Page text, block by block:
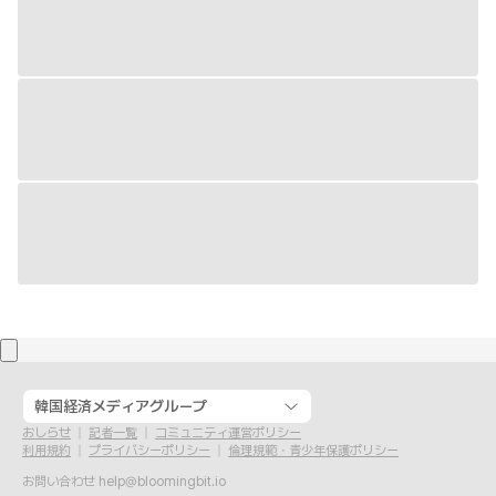
韓国経済メディアグループ
おしらせ 記者一覧
コミュニティ運営ポリシー
利用規約
プライバシーポリシー
倫理規範・青少年保護ポリシー
お問い合わせ help@bloomingbit.io